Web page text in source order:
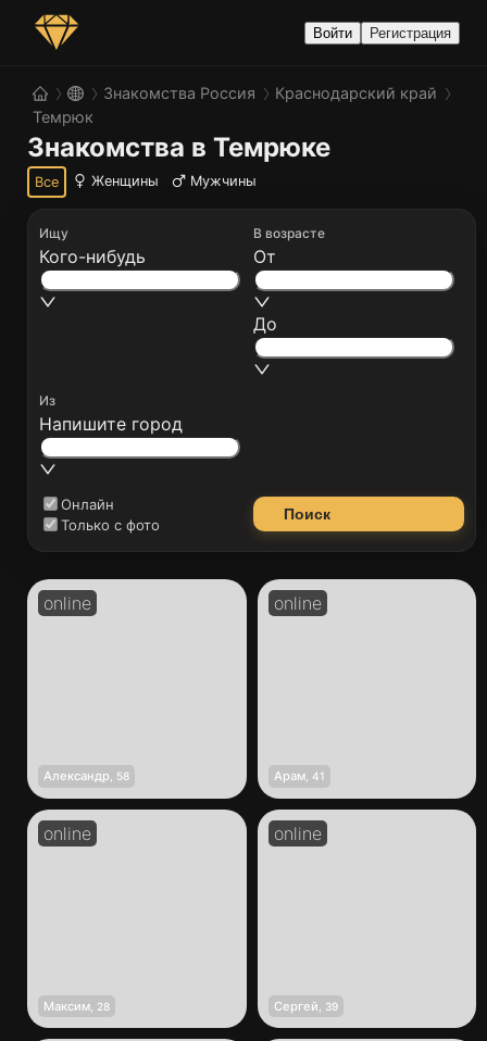
Войти Регистрация
Знакомства Россия
Краснодарский край
Темрюк
Знакомства в Темрюке
Все Женщины Мужчины
Ищу
Кого-нибудь
Из
Напишите город
В возрасте
От
До
Онлайн
Только с фото
Поиск
Александр 58 Арам, 41
Максим 28 Сергей 39